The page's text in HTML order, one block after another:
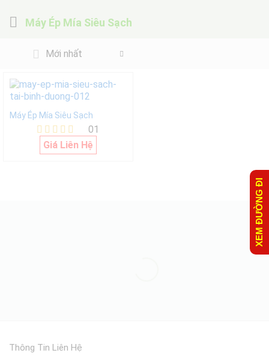
Máy Ép Mía Siêu Sạch
Mới nhất
Máy Ép Mía Siêu Sạch
Được xếp
hạng
01
Giá Liên Hệ
Thông Tin Liên Hệ
XEM ĐƯỜNG ĐI